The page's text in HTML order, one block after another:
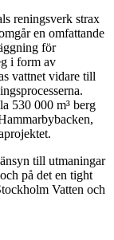
reningsverk strax
en omfattande
för
i form av
vattnet vidare till
530 000 m³ berg
till utmaningar
på det en tight
Vatten och